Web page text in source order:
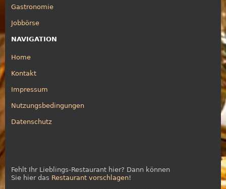
Gastronomie
Jobbörse
NAVIGATION
Home
Kontakt
Impressum
Nutzungsbedingungen
Datenschutz
Fehlt Ihr Lieblings-Restaurant hier? Dann können
Sie hier das Restaurant vorschlagen!